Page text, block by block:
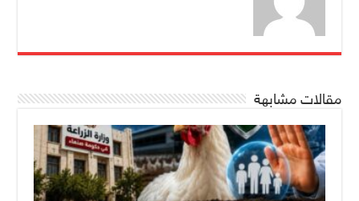
مقالات مشابهة